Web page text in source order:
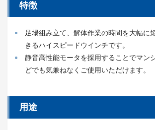
特徴
足場組み立て、解体作業の時間を大幅に
きるハイスピードウインチです。
静音高性能モータを採用することでマン
どでも気兼ねなくご使用いただけます。
用途